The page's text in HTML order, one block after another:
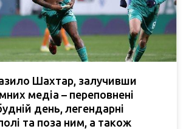
Шахтар, залучивши
медіа – переповнені
день, легендарні
та поза ним, а також